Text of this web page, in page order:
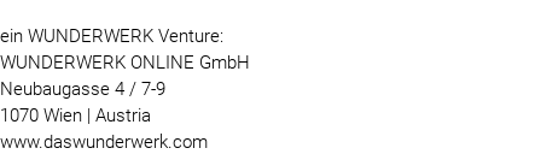
ein WUNDERWERK Venture:
WUNDERWERK ONLINE GmbH
Neubaugasse 4 / 7-9
1070 Wien | Austria
www.daswunderwerk.com